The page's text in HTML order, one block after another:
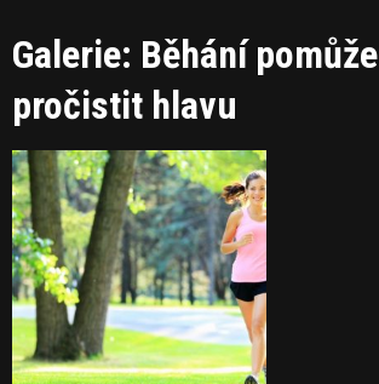
Galerie: Běhání pomůže
pročistit hlavu